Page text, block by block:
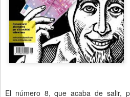
El número 8, que acaba de salir,